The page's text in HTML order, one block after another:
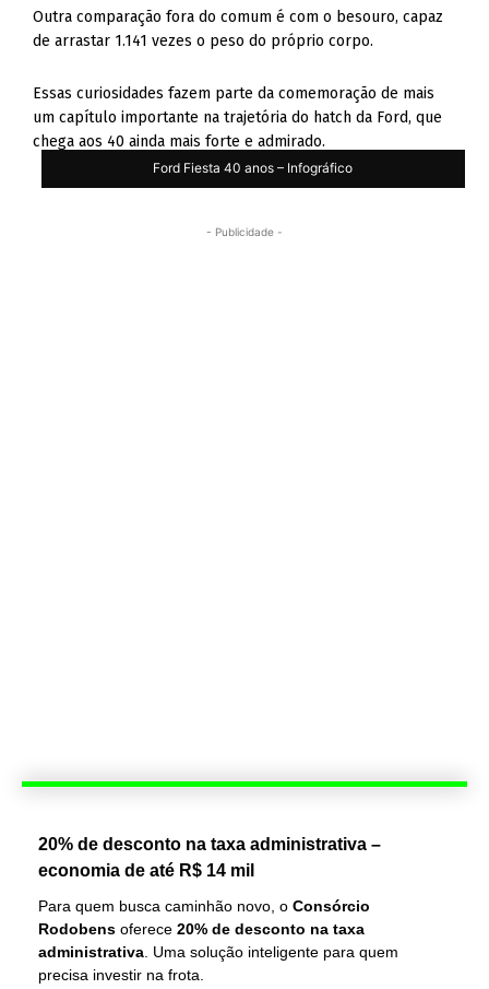
Outra comparação fora do comum é com o besouro, capaz
de arrastar 1.141 vezes o peso do próprio corpo.
Essas curiosidades fazem parte da comemoração de mais
um capítulo importante na trajetória do hatch da Ford, que
chega aos 40 ainda mais forte e admirado.
Ford Fiesta 40 anos – Infográfico
- Publicidade -
20% de desconto na taxa administrativa –
economia de até R$ 14 mil
Para quem busca caminhão novo, o Consórcio
Rodobens oferece 20% de desconto na taxa
administrativa . Uma solução inteligente para quem
precisa investir na frota.